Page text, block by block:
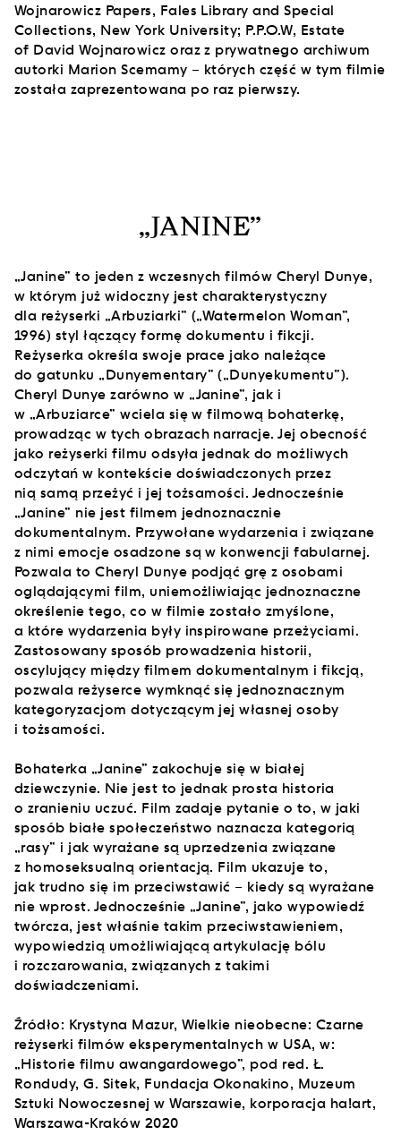
Wojnarowicz Papers, Fales Library and Special
Collections, New York University; P.P.O.W, Estate
of David Wojnarowicz oraz z prywatnego archiwum
autorki Marion Scemamy – których część w tym filmie
została zaprezentowana po raz pierwszy.
„JANINE”
„Janine” to jeden z wczesnych filmów Cheryl Dunye,
w którym już widoczny jest charakterystyczny
dla reżyserki „Arbuziarki” („Watermelon Woman”,
1996) styl łączący formę dokumentu i fikcji.
Reżyserka określa swoje prace jako należące
do gatunku „Dunyementary” („Dunyekumentu”).
Cheryl Dunye zarówno w „Janine”, jak i
w „Arbuziarce” wciela się w filmową bohaterkę,
prowadząc w tych obrazach narracje. Jej obecność
jako reżyserki filmu odsyła jednak do możliwych
odczytań w kontekście doświadczonych przez
nią samą przeżyć i jej tożsamości. Jednocześnie
„Janine” nie jest filmem jednoznacznie
dokumentalnym. Przywołane wydarzenia i związane
z nimi emocje osadzone są w konwencji fabularnej.
Pozwala to Cheryl Dunye podjąć grę z osobami
oglądającymi film, uniemożliwiając jednoznaczne
określenie tego, co w filmie zostało zmyślone,
a które wydarzenia były inspirowane przeżyciami.
Zastosowany sposób prowadzenia historii,
oscylujący między filmem dokumentalnym i fikcją,
pozwala reżyserce wymknąć się jednoznacznym
kategoryzacjom dotyczącym jej własnej osoby
i tożsamości.
Bohaterka „Janine” zakochuje się w białej
dziewczynie. Nie jest to jednak prosta historia
o zranieniu uczuć. Film zadaje pytanie o to, w jaki
sposób białe społeczeństwo naznacza kategorią
„rasy” i jak wyrażane są uprzedzenia związane
z homoseksualną orientacją. Film ukazuje to,
jak trudno się im przeciwstawić – kiedy są wyrażane
nie wprost. Jednocześnie „Janine”, jako wypowiedź
twórcza, jest właśnie takim przeciwstawieniem,
wypowiedzią umożliwiającą artykulację bólu
i rozczarowania, związanych z takimi
doświadczeniami.
Źródło: Krystyna Mazur, Wielkie nieobecne: Czarne
reżyserki filmów eksperymentalnych w USA, w:
„Historie filmu awangardowego”, pod red. Ł.
Rondudy, G. Sitek, Fundacja Okonakino, Muzeum
Sztuki Nowoczesnej w Warszawie, korporacja ha!art,
Warszawa-Kraków 2020